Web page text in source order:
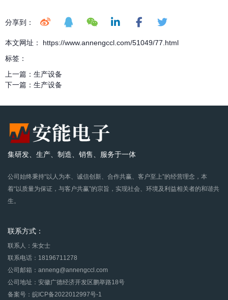
分享到：
本文网址： https://www.annengccl.com/51049/77.html
标签：
上一篇： 生产设备
下一篇： 生产设备
集研发、生产、制造、销售、服务于一体
公司始终秉持“以人为本、诚信创新、合作共赢、客户至上”的经营理念，本
着“以质量为保证，与客户共赢”的宗旨，实现社会、环境及利益相关者的和谐共
生。
联系方式：
联系人：朱女士
联系电话：18196711278
公司邮箱：anneng@annengccl.com
公司地址：安徽广德经济开发区鹏举路18号
备案号：皖ICP备2022012997号-1